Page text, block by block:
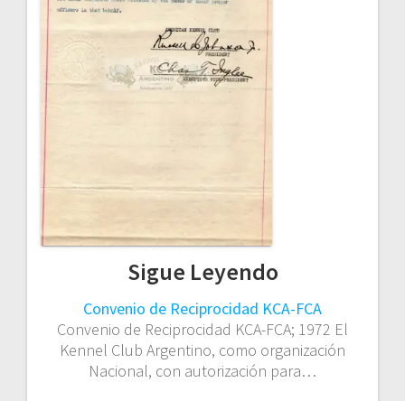
Sigue Leyendo
Convenio de Reciprocidad KCA-FCA
Convenio de Reciprocidad KCA-FCA; 1972 El
Kennel Club Argentino, como organización
Nacional, con autorización para…